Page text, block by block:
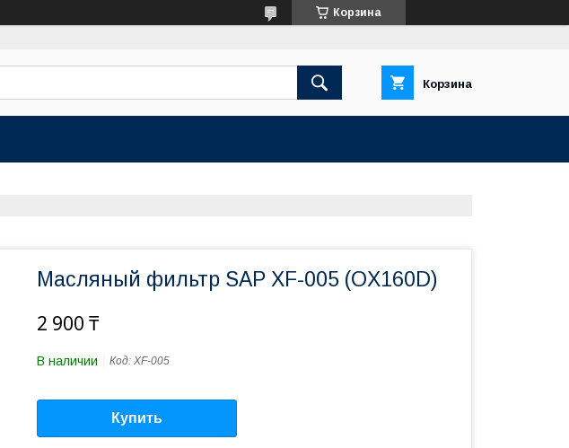
Корзина
Корзина
Масляный фильтр SAP XF-005 (OX160D)
2 900 ₸
В наличии Код: XF-005
Купить